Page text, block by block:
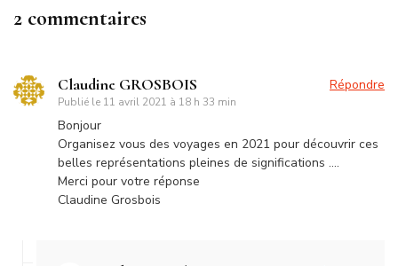
2 commentaires
Claudine GROSBOIS
Publié le 11 avril 2021 à 18 h 33 min
Répondre
Bonjour
Organisez vous des voyages en 2021 pour découvrir ces
belles représentations pleines de significations ….
Merci pour votre réponse
Claudine Grosbois